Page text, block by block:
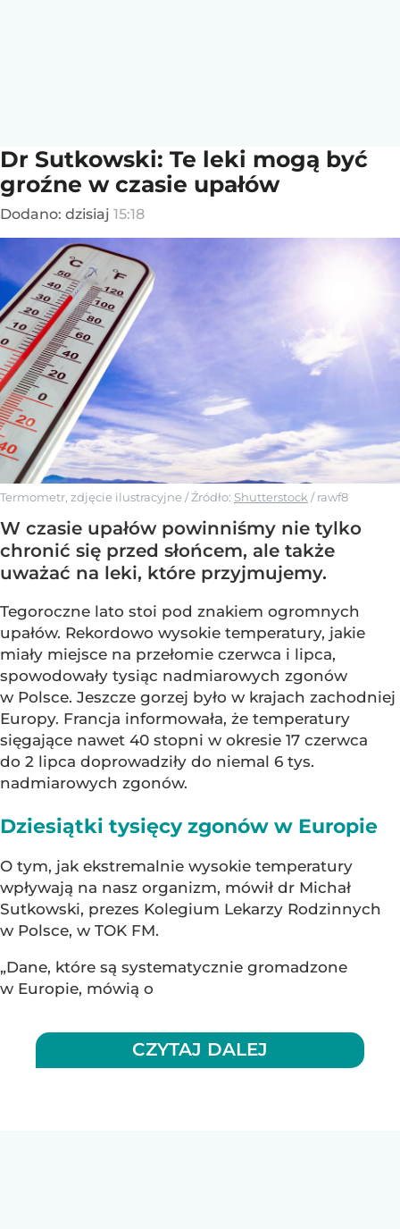
Dr Sutkowski: Te leki mogą być
groźne w czasie upałów
Dodano: dzisiaj 15:18
Termometr, zdjęcie ilustracyjne / Źródło: Shutterstock /rawf8
W czasie upałów powinniśmy nie tylko
chronić się przed słońcem, ale także
uważać na leki, które przyjmujemy.
Tegoroczne lato stoi pod znakiem ogromnych
upałów. Rekordowo wysokie temperatury, jakie
miały miejsce na przełomie czerwca i lipca,
spowodowały tysiąc nadmiarowych zgonów
w Polsce. Jeszcze gorzej było w krajach zachodniej
Europy. Francja informowała, że temperatury
sięgające nawet 40 stopni w okresie 17 czerwca
do 2 lipca doprowadziły do niemal 6 tys.
nadmiarowych zgonów.
Dziesiątki tysięcy zgonów w Europie
O tym, jak ekstremalnie wysokie temperatury
wpływają na nasz organizm, mówił dr Michał
Sutkowski, prezes Kolegium Lekarzy Rodzinnych
w Polsce, w TOK FM.
„Dane, które są systematycznie gromadzone
w Europie, mówią o
CZYTAJ DALEJ